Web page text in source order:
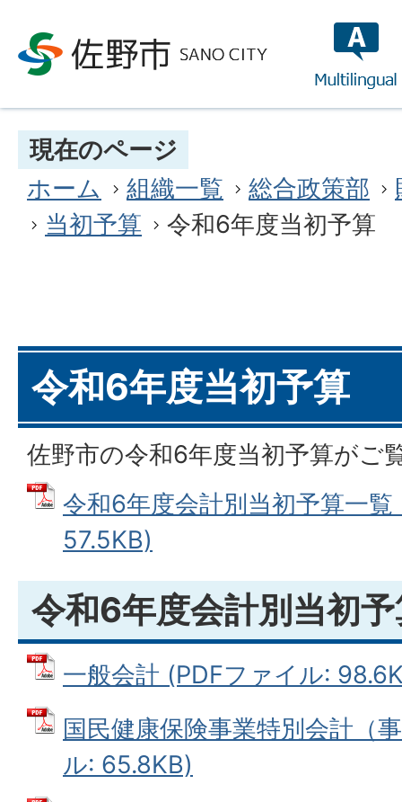
現在のページ
ホーム
組織一覧 総合政策部
当初予算
令和6年度当初予算
令和6年度当初予算
佐野市の令和6年度当初予算がご
令和6年度会計別当初予算一
57.5KB)
令和6年度会計別当初
一般会計 (PDFファイル:
国民健康保険事業特別会計（
ル: 65.8KB)